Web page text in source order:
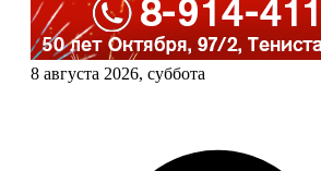
8 августа 2026, суббота